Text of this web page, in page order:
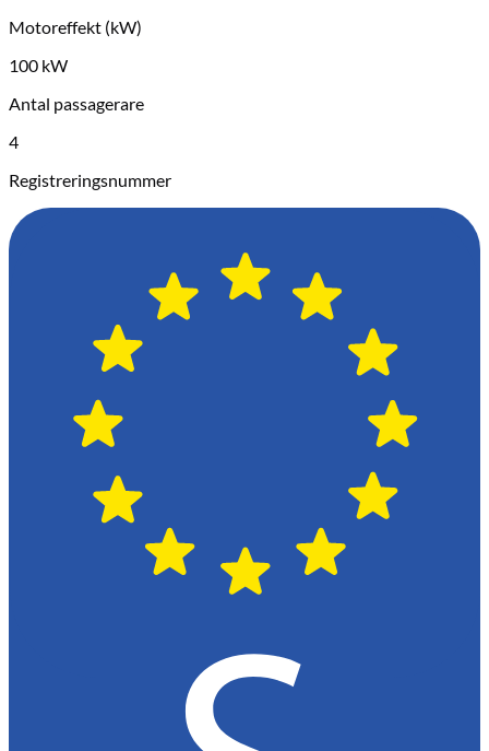
Motoreffekt (kW)
100 kW
Antal passagerare
4
Registreringsnummer